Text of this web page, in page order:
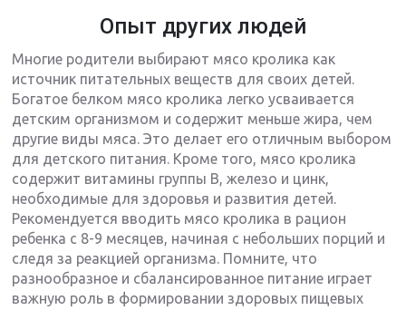
Опыт других людей
Многие родители выбирают мясо кролика как
источник питательных веществ для своих детей.
Богатое белком мясо кролика легко усваивается
детским организмом и содержит меньше жира, чем
другие виды мяса. Это делает его отличным выбором
для детского питания. Кроме того, мясо кролика
содержит витамины группы В, железо и цинк,
необходимые для здоровья и развития детей.
Рекомендуется вводить мясо кролика в рацион
ребенка с 8-9 месяцев, начиная с небольших порций и
следя за реакцией организма. Помните, что
разнообразное и сбалансированное питание играет
важную роль в формировании здоровых пищевых